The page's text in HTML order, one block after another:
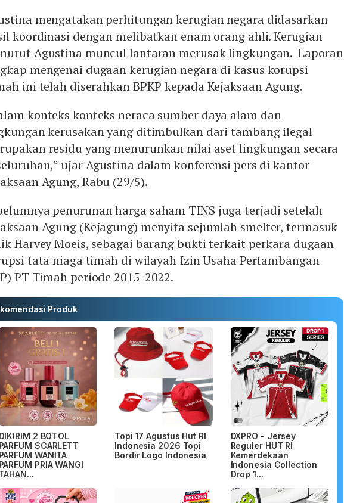
mengatakan perhitungan kerugian negara didasarkan
koordinasi dengan melibatkan enam orang ahli. Kerugian
Agustina muncul lantaran merusak lingkungan. Laporan
mengenai dugaan kerugian negara di kasus korupsi
ini telah diserahkan BPKP kepada Kejaksaan Agung.
konteks konteks neraca sumber daya alam dan
kerusakan yang ditimbulkan dari tambang ilegal
residu yang menurunkan nilai aset lingkungan secara
ujar Agustina dalam konferensi pers di kantor
Agung, Rabu (29/5).
penurunan harga saham TINS juga terjadi setelah
Agung (Kejagung) menyita sejumlah smelter, termasuk
Harvey Moeis, sebagai barang bukti terkait perkara dugaan
tata niaga timah di wilayah Izin Usaha Pertambangan
PT Timah periode 2015-2022.
Produk
DIKIRIM 2 BOTOL
PARFUM SCARLETT
PARFUM WANITA
PARFUM PRIA WANGI
TAHAN...
Topi 17 Agustus Hut RI
Indonesia 2026 Topi
Bordir Logo Indonesia
DXPRO - Jersey
Reguler HUT RI
Kemerdekaan
Indonesia Collection
Drop 1...